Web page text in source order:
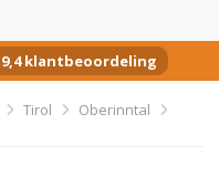
9,4 klantbeoordeling
Tirol
Oberinntal